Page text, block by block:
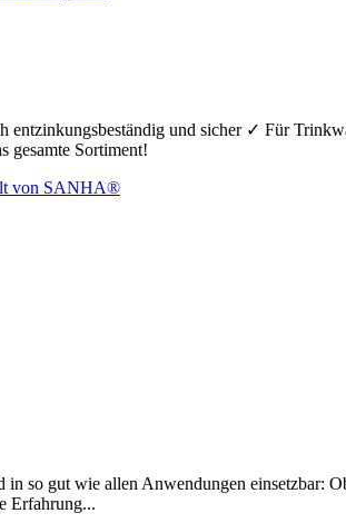
entzinkungsbeständig und sicher ✓ Für
gesamte Sortiment!
so gut wie allen Anwendungen einsetzbar:
Erfahrung...